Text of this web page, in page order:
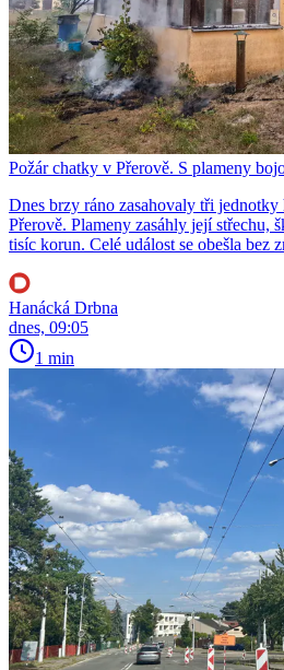
Požár chatky v Přerově. S plameny
Dnes brzy ráno zasahovaly tři
Přerově. Plameny zasáhly její střechu,
tisíc korun. Celé událost se obešla bez
Hanácká Drbna
dnes, 09:05
1 min